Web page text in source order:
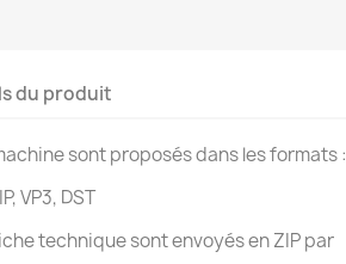
du produit
sont proposés dans les formats :
VP3, DST
technique sont envoyés en ZIP par